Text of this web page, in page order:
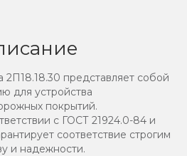
представляет собой
для устройства
покрытий.
с ГОСТ 21924.0-84 и
соответствие строгим
и надежности.